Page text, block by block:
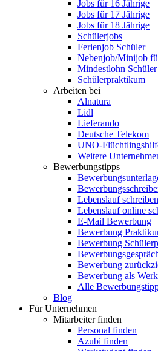
Jobs für 16 Jährige
Jobs für 17 Jährige
Jobs für 18 Jährige
Schülerjobs
Ferienjob Schüler
Nebenjob/Minijob
Mindestlohn Schüler
Schülerpraktikum
Arbeiten bei
Alnatura
Lidl
Lieferando
Deutsche Telekom
UNO-
Weitere
Bewerbungstipps
Lebenslauf schreiben
Lebenslauf online
E-Mail Bewerbung
Bewerbung
Bewerbung
Bewerbung
Bewerbung als
Alle
Blog
Für Unternehmen
Mitarbeiter finden
Personal finden
Azubi finden